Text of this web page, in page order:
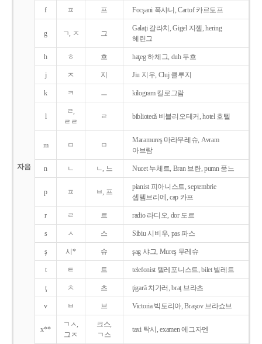
자음
f ㅍ 프 Focşani 폭샤니, Cartof 카르토프
g ㄱ, ㅈ 그
Galaţi 갈라치, Gigel 지젤, hering
헤린그
h ㅎ 흐 haţeg 하체그, duh 두흐
j ㅈ 지 Jiu 지우, Cluj 클루지
k ㅋ ㅡ kilogram 킬로그람
l
ㄹ,
ㄹㄹ
ㄹ bibliotecǎ 비블리오테커, hotel 호텔
m ㅁ ㅁ
Maramureş 마라무레슈, Avram
아브람
n ㄴ ㄴ, 느 Nucet 누체트, Bran 브란, pumn 품느
p ㅍ ㅂ, 프
pianist 피아니스트, septembrie
셉템브리에, cap 카프
r ㄹ 르 radio 라디오, dor 도르
s ㅅ 스 Sibiu 시비우, pas 파스
ş 시* 슈 şag 샤그, Mureş 무레슈
t ㅌ 트 telefonist 텔레포니스트, bilet 빌레트
ţ ㅊ 츠 ţigarǎ 치가러, braţ 브라츠
v ㅂ 브 Victoria 빅토리아, Braşov 브라쇼브
x**
ㄱㅅ,
그ㅈ
크스,
ㄱ스
taxi 탁시, examen 에그자멘